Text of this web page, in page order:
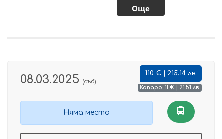
08.03.2025 (съб)
110 € | 215.14 лв.
Капаро: 11 € | 21.51 лв.
Няма места